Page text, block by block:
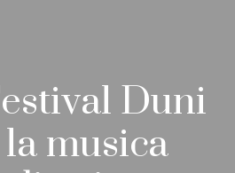
Duni
musica